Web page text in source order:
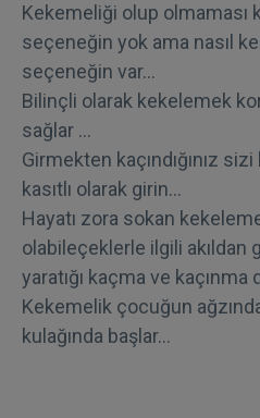
Kekemeliği olup olmaması
seçeneğin yok ama nasıl
seçeneğin var…
Bilinçli olarak kekelemek
sağlar …
Girmekten kaçındığınız
kasıtlı olarak girin…
Hayatı zora sokan
olabileçeklerle ilgili akıldan
yaratığı kaçma ve kaçınma
Kekemelik çocuğun
kulağında başlar…